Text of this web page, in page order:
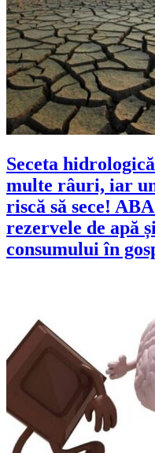
Seceta
multe râuri, iar
riscă să sece!
rezervele de apă
consumului în